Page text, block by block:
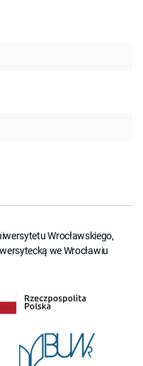
Wrocławskiego,
we Wrocławiu